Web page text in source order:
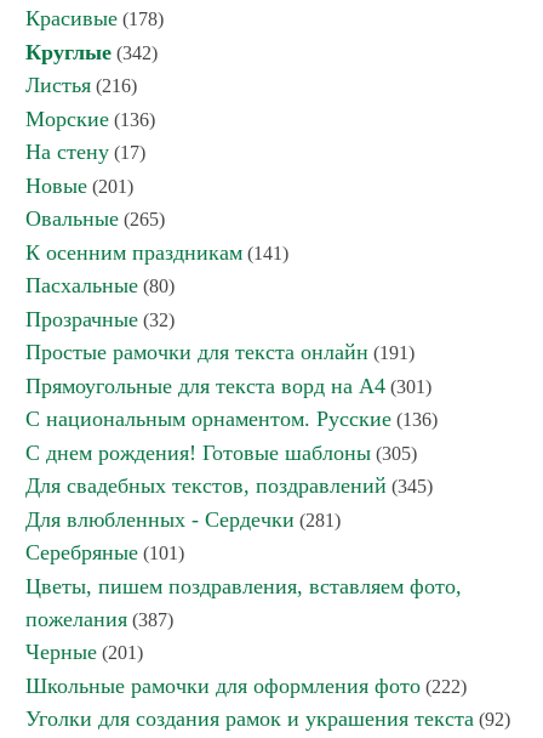
Красивые (178)
Круглые (342)
Листья (216)
Морские (136)
На стену (17)
Новые (201)
Овальные (265)
К осенним праздникам (141)
Пасхальные (80)
Прозрачные (32)
Простые рамочки для текста онлайн (191)
Прямоугольные для текста ворд на А4 (301)
С национальным орнаментом. Русские (136)
С днем рождения! Готовые шаблоны (305)
Для свадебных текстов, поздравлений (345)
Для влюбленных - Сердечки (281)
Серебряные (101)
Цветы, пишем поздравления, вставляем фото,
пожелания (387)
Черные (201)
Школьные рамочки для оформления фото (222)
Уголки для создания рамок и украшения текста (92)